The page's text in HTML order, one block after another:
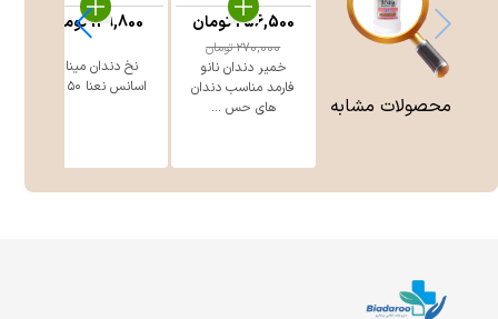
محصولات مشابه
خمیر دندان نانو
فارمد مناسب دندان
های حس ...
270,000تومان
256,500تومان
نخ دندان مینا با
اسانس نعنا ۵۰ متر
129,800تومان